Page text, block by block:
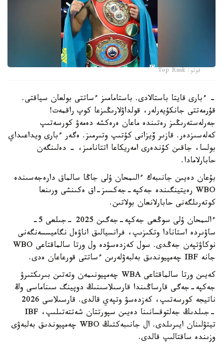
فوتو: Top Rank
- ءبارى قايتا باستالادى. باستامامىز ءساتتى بولعان سياقتى.
قۇرمەتتى جانكۇيەرلەر، قولداۋلارىڭىزعا كوپ راقمەت!
جەرلەستەرىڭىز رەتىندە ماعان ەرەكشە دەمەۋ كورسەتىپ
كەلەسىزدەر. قازىر ۆيزانى كۇتىپ وتىرمىز. ەگەر ءبارى ويداعىداي
بولسا، جاقىن كۇندەرى امەريكاعا اتتانامىز، - دەلىنگەن
حابارلامادا.
بۇعان دەيىن جانىبەك ءالىمحان ۇلى جاڭا سالماق دارەجەسىندە
WBO رەيتينگىندە جەكپە-جەكسىز-اق ەكىنشى ورىنعا
كوتەرىلگەنى حابارلانعان بولاتىن.
ءالىمحان ۇلى سوڭعى جەكپە-جەگىن 2025 -جىلعى 5-
ساۋىردە استانادا وتكىزىپ، فرانسيالىق اناۋەل نگاميسسەنگەنى
نوكاۋتپەن جەڭدى. سول كەزدەسۋدە ول ورتا سالماقتاعى WBO
جانە IBF چەمپيوندىق بەلبەۋلەرىن ءساتتى قورعاعان ەدى.
كەيىن ورتا سالماقتاعى WBA چەمپيونىمەن وتەتىن بىرىكتىرۋ
جەكپە-جەگى قارساڭىندا قارسىلاسىنىڭ دوپينگ سىناماسى وڭ
ناتيجە كورسەتىپ، كەزدەسۋ وتپەي قالدى. قارسىلاسى 2026
-جىلدىڭ جەلتوقسانىنا دەيىن سپورتتان شەتتەتىلىپ، IBF
تيتۋلىنان ايىرىلدى. ال جانىبەكتىڭ WBO چەمپيوندىق بەلبەۋى
وزىندە ساقتالىپ قالدى.